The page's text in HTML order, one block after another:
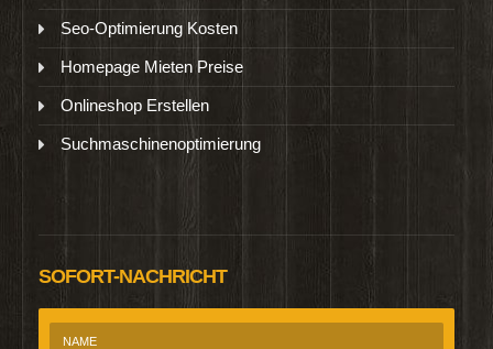
Seo-Optimierung Kosten
Homepage Mieten Preise
Onlineshop Erstellen
Suchmaschinenoptimierung
SOFORT-NACHRICHT